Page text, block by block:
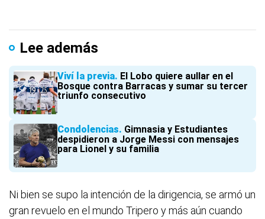
Lee además
Viví la previa El Lobo quiere aullar en el
Bosque contra Barracas y sumar su tercer
triunfo consecutivo
Condolencias Gimnasia y Estudiantes
despidieron a Jorge Messi con mensajes
para Lionel y su familia
Ni bien se supo la intención de la dirigencia, se armó un
gran revuelo en el mundo Tripero y más aún cuando